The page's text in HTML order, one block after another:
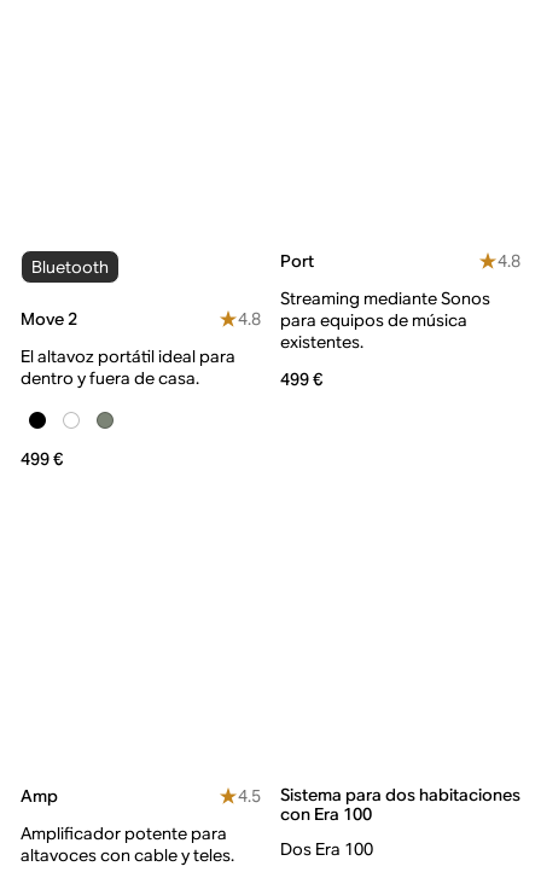
Bluetooth
Move 2
4.8
El altavoz portátil ideal para
dentro y fuera de casa.
499 €
Port
4.8
Streaming mediante Sonos
para equipos de música
existentes.
499 €
Amp
4.5
Amplificador potente para
altavoces con cable y teles.
Sistema para dos habitaciones
con Era 100
Dos Era 100